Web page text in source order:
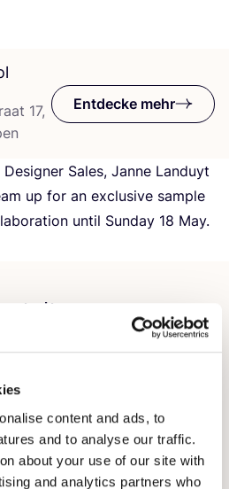
content and ads, to
and to analyse our traffic.
about your use of our site with
and analytics partners who
17,
Entdecke mehr
Sales, Jan­ne Lan­duyt
up for an exclu­si­ve sam­ple
until Sun­day 18 May.